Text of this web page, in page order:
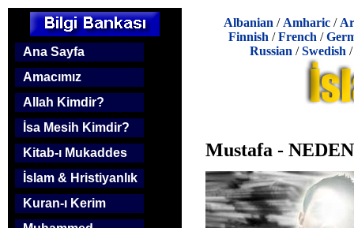
Ana Sayfa
Amacımız
Allah Kimdir?
İsa Mesih Kimdir?
Kitab-ı Mukaddes
İslam & Hristiyanlık
Kuran-ı Kerim
Albanian / Amharic/
Finnish /French /
Russian /Swedish
Mustafa -